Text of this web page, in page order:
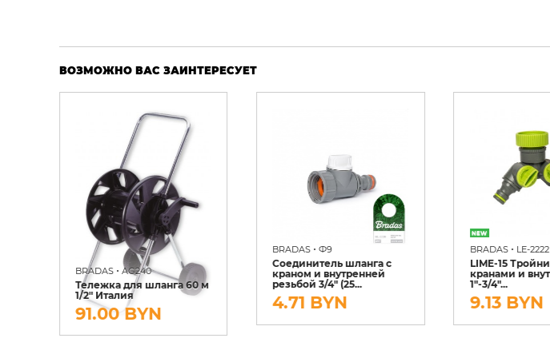
ВОЗМОЖНО ВАС ЗАИНТЕРЕСУЕТ
BRADAS •AG240
Тележка для шланга 60 м
1/2" Италия
91.00 BYN
BRADAS •Ф9
Соединитель шланга с
краном и внутренней
резьбой 3/4" (25...
4.71 BYN
BRADAS• LE-2222
LIME-15
кранами и
1"-3/4"...
9.13 BYN